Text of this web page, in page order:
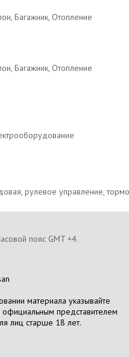
Багажник, Отопление
Багажник, Отопление
рулевое управление,
пояс GMT +4.
материала указывайте
официальным представителем
лиц старше 18 лет.